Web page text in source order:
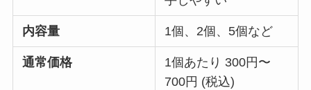
内容量 1個、2個、5個など
通常価格
1個あたり 300円〜
700円 (税込)